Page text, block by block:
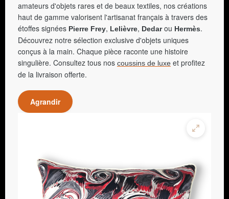
amateurs d'objets rares et de beaux textiles, nos créations
haut de gamme valorisent l'artisanat français à travers des
étoffes signées Pierre Frey, Lelièvre, Dedarou Hermès.
Découvrez notre sélection exclusive d'objets uniques
conçus à la main. Chaque pièce raconte une histoire
singulière. Consultez tous nos coussins de luxe et profitez
de la livraison offerte.
Agrandir